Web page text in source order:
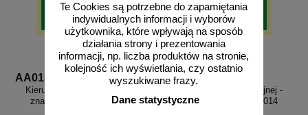
Te Cookies są potrzebne do zapamiętania
indywidualnych informacji i wyborów
użytkownika, które wpływają na sposób
działania strony i prezentowania
informacji, np. liczba produktów na stronie,
kolejność ich wyświetlania, czy ostatnio
wyszukiwane frazy.
Dane statystyczne
AA013
Kierunek drogi ewakuacyjnej -
znak ewakuacyjny - AA013
AA014
Kierunek drogi ewakuacyjnej -
znak ewakuacyjny - AA014